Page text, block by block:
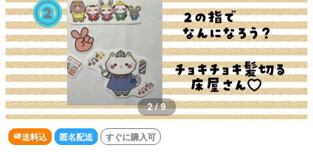
3 / 9
送料込 匿名配送 すぐに購入可